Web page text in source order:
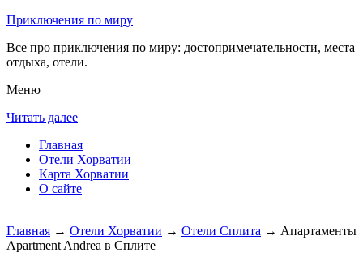
Приключения по миру
Все про приключения по миру: достопримечательности, места
отдыха, отели.
Меню
Читать далее
Главная
Отели Хорватии
Карта Хорватии
О сайте
Главная → Отели Хорватии → Отели Сплита → Апартаменты
Apartment Andrea в Сплите